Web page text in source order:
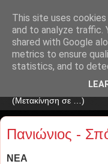
Πανιώνιος -
ΝΕΑ
This site uses
and to analyze traffic.
shared with Google
metrics to ensure
statistics, and to